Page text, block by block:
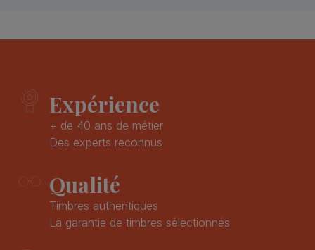
Expérience
+ de 40 ans de métier
Des experts reconnus
Qualité
Timbres authentiques
La garantie de timbres sélectionnés